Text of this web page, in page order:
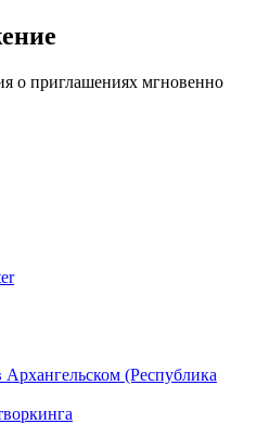
о приглашениях мгновенно
(Республика